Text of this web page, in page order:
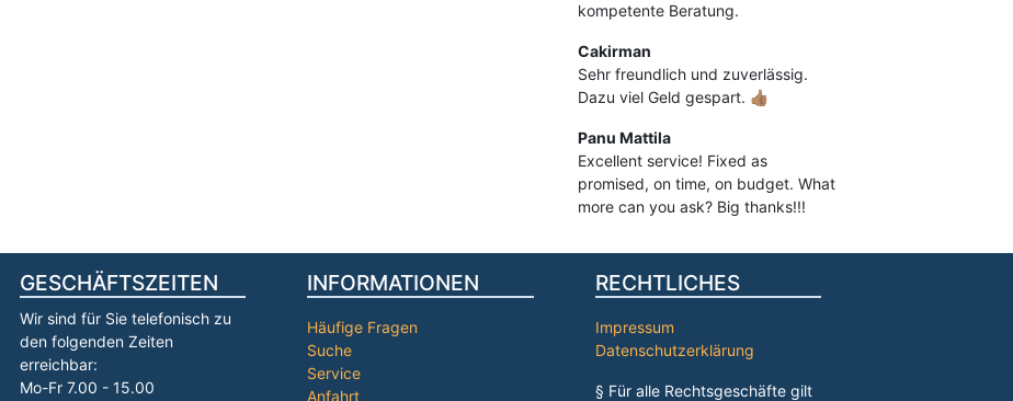
kompetente Beratung.
Cakirman
Sehr freundlich und zuverlässig.
Dazu viel Geld gespart. 👍🏽
Panu Mattila
Excellent service! Fixed as
promised, on time, on budget. What
more can you ask? Big thanks!!!
GESCHÄFTSZEITEN
Wir sind für Sie telefonisch zu
den folgenden Zeiten
erreichbar:
Mo-Fr 7.00 - 15.00
INFORMATIONEN
Häufige Fragen
Suche
Service
Anfahrt
RECHTLICHES
Impressum
Datenschutzerklärung
§ Für alle Rechtsgeschäfte gilt